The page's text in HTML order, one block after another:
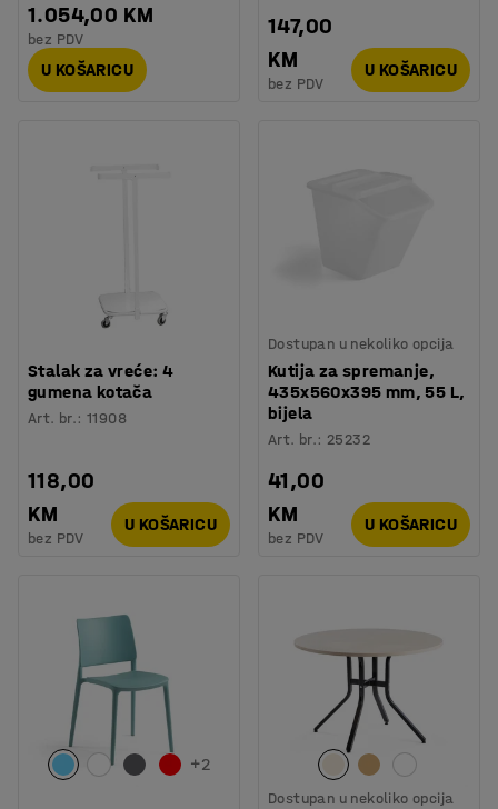
1.054,00 KM
bez PDV
U KOŠARICU
147,00
KM
bez PDV
U KOŠARICU
Stalak za vreće: 4
gumena kotača
Art. br.:11908
118,00
KM
bez PDV
U KOŠARICU
Dostupan u nekoliko opcija
Kutija za spremanje,
435x560x395 mm, 55 L,
bijela
Art. br.: 25232
41,00
KM
bez PDV
U KOŠARICU
+2
Dostupan u nekoliko opcija